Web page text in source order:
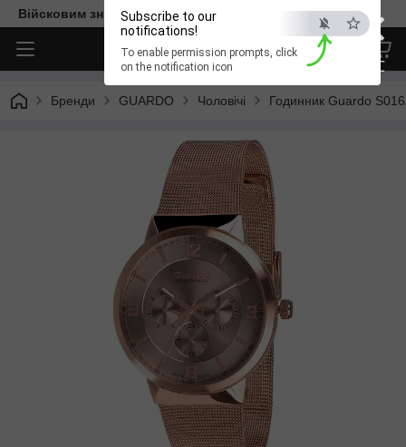
×
ESC
Subscribe to our
notifications!
To enable permission prompts, click
on the notification icon
Війсковим знижка -15%. Безкоштовна доставка
Бренди GUARDO Чоловічі Годинник Guardo